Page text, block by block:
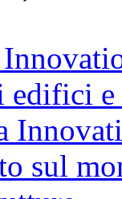
edifici